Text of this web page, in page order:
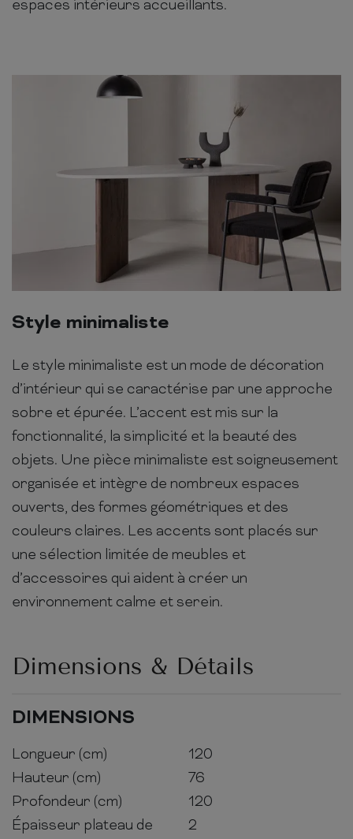
espaces intérieurs accueillants.
Style minimaliste
Le style minimaliste est un mode de décoration
d’intérieur qui se caractérise par une approche
sobre et épurée. L’accent est mis sur la
fonctionnalité, la simplicité et la beauté des
objets. Une pièce minimaliste est soigneusement
organisée et intègre de nombreux espaces
ouverts, des formes géométriques et des
couleurs claires. Les accents sont placés sur
une sélection limitée de meubles et
d’accessoires qui aident à créer un
environnement calme et serein.
Dimensions & Détails
DIMENSIONS
Longueur (cm)
120
Hauteur (cm)
76
Profondeur (cm)
120
Épaisseur plateau de
2